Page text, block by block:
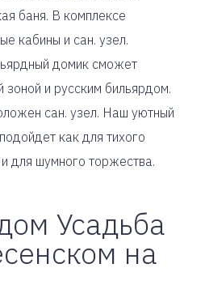
баня. В комплексе
кабины и сан. узел.
домик сможет
зоной и русским бильярдом.
сан. узел. Наш уютный
как для тихого
для шумного торжества.
Усадьба
на